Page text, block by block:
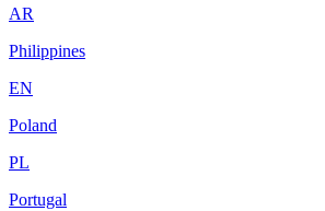
AR
Philippines
EN
Poland
PL
Portugal